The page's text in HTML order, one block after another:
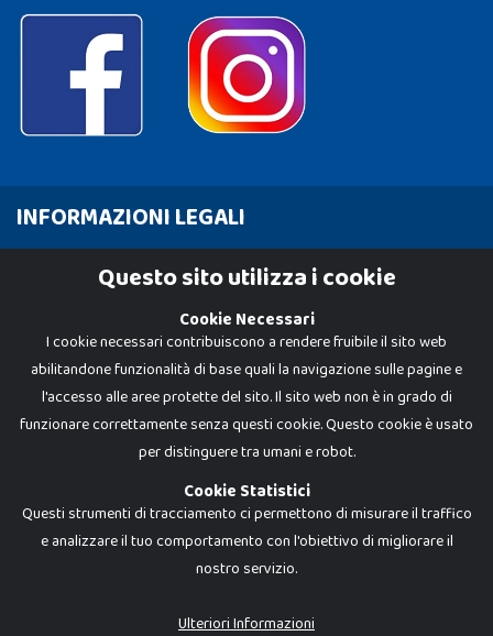
INFORMAZIONI LEGALI
Cookie Policy
Dadi e Mattoncini è un brand di Giocabene Srl. Ogni riproduzione o utilizzo non
I prezzi e le promozioni pubblicate potrebbero differire da quanto esposto in
Questo sito utilizza i cookie
Cookie Necessari
I cookie necessari contribuiscono a rendere fruibile il sito web
abilitandone funzionalità di base quali la navigazione sulle pagine e
l'accesso alle aree protette del sito. Il sito web non è in grado di
funzionare correttamente senza questi cookie. Questo cookie è usato
per distinguere tra umani e robot.
Cookie Statistici
Questi strumenti di tracciamento ci permettono di misurare il traffico
e analizzare il tuo comportamento con l'obiettivo di migliorare il
nostro servizio.
Ulteriori Informazioni